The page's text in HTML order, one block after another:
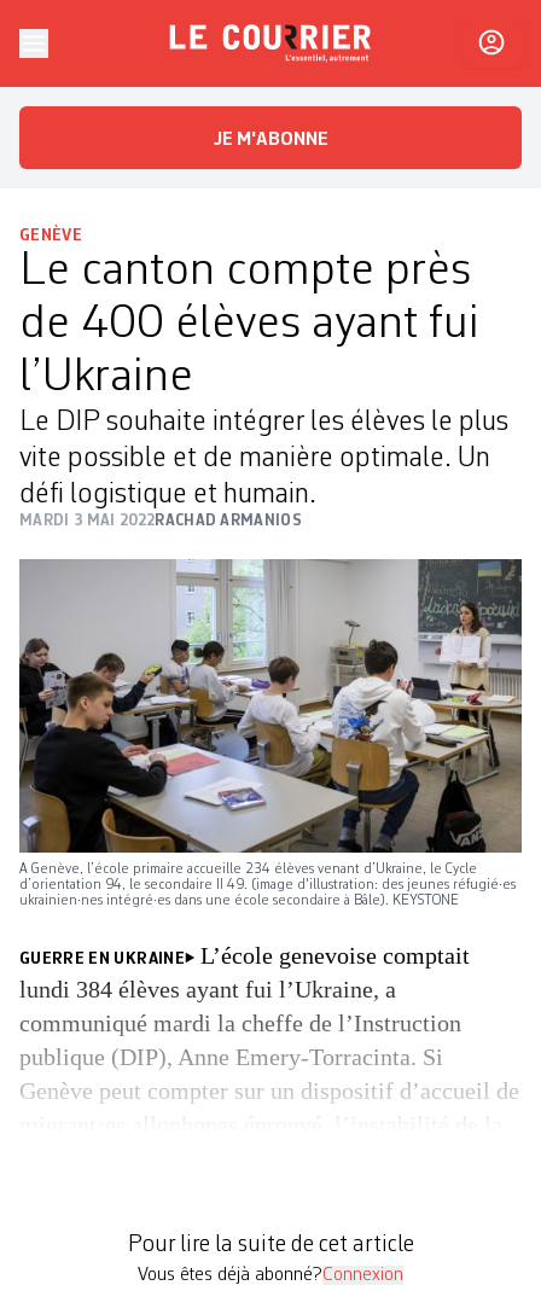
Le CourrierL'essentiel, autrement
JE M'ABONNE
GENÈVE
Le canton compte près
de 400 élèves ayant fui
l’Ukraine
Le DIP souhaite intégrer les élèves le plus
vite possible et de manière optimale. Un
défi logistique et humain.
MARDI 3 MAI 2022RACHAD ARMANIOS
A Genève, l’école primaire accueille 234 élèves venant d’Ukraine, le Cycle
d’orientation 94, le secondaire II 49. (image d'illustration: des jeunes réfugié·es
ukrainien·nes intégré·es dans une école secondaire à Bâle). KEYSTONE
GUERRE EN UKRAINE
L’école genevoise comptait
lundi 384 élèves ayant fui l’Ukraine, a
communiqué mardi la cheffe de l’Instruction
publique (DIP), Anne Emery-Torracinta. Si
Genève peut compter sur un dispositif d’accueil de
Pour lire la suite de cet article
Vous êtes déjà abonné?Connexion